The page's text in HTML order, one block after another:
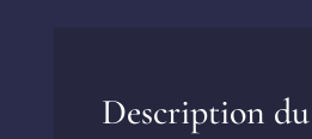
Description